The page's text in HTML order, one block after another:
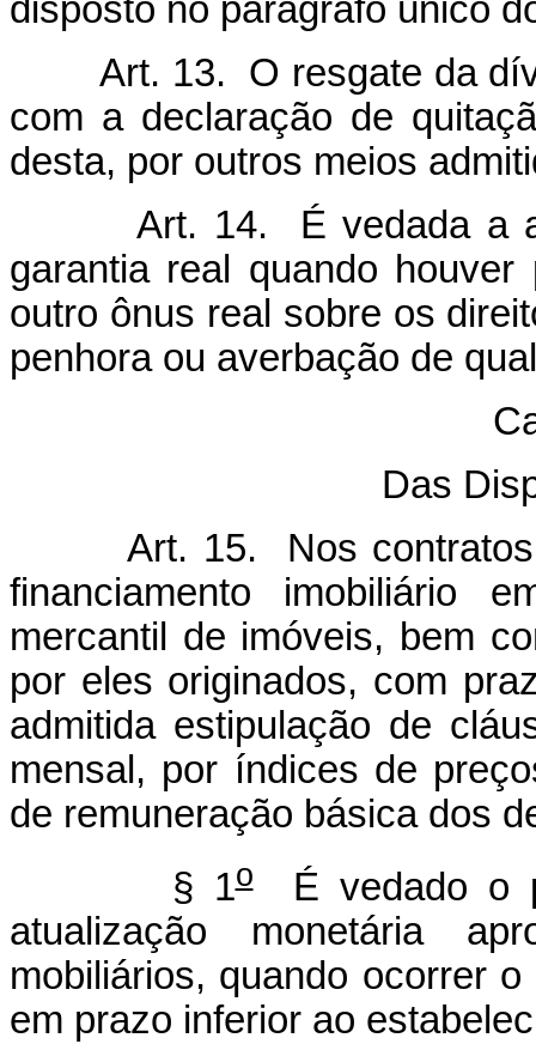
disposto no parágrafo único
Art. 13. O resgate da
com a declaração de
desta, por outros meios
Art. 14. É vedada a
garantia real quando
outro ônus real sobre os
penhora ou averbação de
Das
Art. 15. Nos contratos
financiamento imobiliário
mercantil de imóveis, bem
por eles originados, com
admitida estipulação de
mensal, por índices de
de remuneração básica dos
§ 1oÉ vedado o
atualização monetária
mobiliários, quando ocorrer
em prazo inferior ao